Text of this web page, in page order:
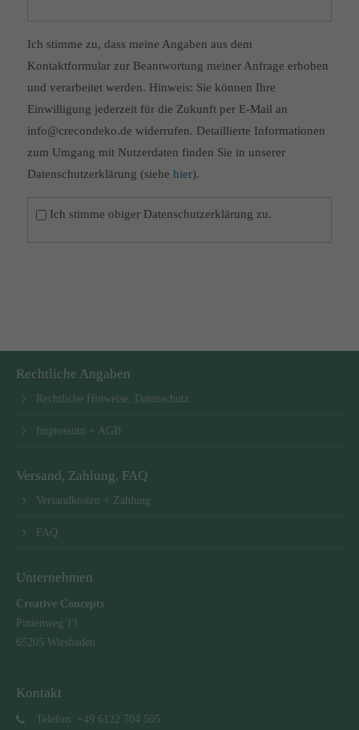
Ich stimme zu, dass meine Angaben aus dem
Kontaktformular zur Beantwortung meiner Anfrage erhoben
und verarbeitet werden. Hinweis: Sie können Ihre
Einwilligung jederzeit für die Zukunft per E-Mail an
info@crecondeko.de widerrufen. Detaillierte Informationen
zum Umgang mit Nutzerdaten finden Sie in unserer
Datenschutzerklärung (siehe hier).
Ich stimme obiger Datenschutzerklärung zu.
Rechtliche Angaben
Rechtliche Hinweise, Datenschutz
Impressum + AGB
Versand, Zahlung, FAQ
Versandkosten + Zahlung
FAQ
Unternehmen
Creative Concepts
Pinienweg 13
65205 Wiesbaden
Kontakt
Telefon: +49 6122 704 505